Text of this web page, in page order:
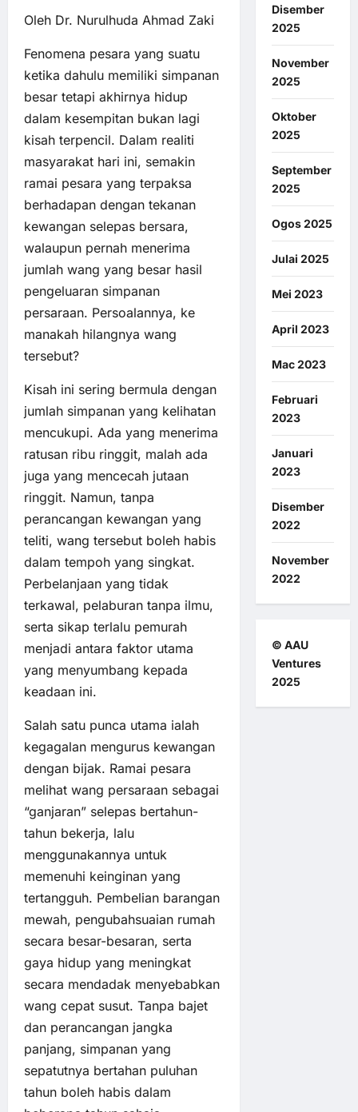
Oleh Dr. Nurulhuda Ahmad Zaki
Fenomena pesara yang suatu
ketika dahulu memiliki simpanan
besar tetapi akhirnya hidup
dalam kesempitan bukan lagi
kisah terpencil. Dalam realiti
masyarakat hari ini, semakin
ramai pesara yang terpaksa
berhadapan dengan tekanan
kewangan selepas bersara,
walaupun pernah menerima
jumlah wang yang besar hasil
pengeluaran simpanan
persaraan. Persoalannya, ke
manakah hilangnya wang
tersebut?
Kisah ini sering bermula dengan
jumlah simpanan yang kelihatan
mencukupi. Ada yang menerima
ratusan ribu ringgit, malah ada
juga yang mencecah jutaan
ringgit. Namun, tanpa
perancangan kewangan yang
teliti, wang tersebut boleh habis
dalam tempoh yang singkat.
Perbelanjaan yang tidak
terkawal, pelaburan tanpa ilmu,
serta sikap terlalu pemurah
menjadi antara faktor utama
yang menyumbang kepada
keadaan ini.
Salah satu punca utama ialah
kegagalan mengurus kewangan
dengan bijak. Ramai pesara
melihat wang persaraan sebagai
“ganjaran” selepas bertahun-
tahun bekerja, lalu
menggunakannya untuk
memenuhi keinginan yang
tertangguh. Pembelian barangan
mewah, pengubahsuaian rumah
secara besar-besaran, serta
gaya hidup yang meningkat
secara mendadak menyebabkan
wang cepat susut. Tanpa bajet
dan perancangan jangka
panjang, simpanan yang
sepatutnya bertahan puluhan
tahun boleh habis dalam
Disember
2025
November
2025
Oktober
2025
September
2025
Ogos 2025
Julai 2025
Mei 2023
April 2023
Mac 2023
Februari
2023
Januari
2023
Disember
2022
November
2022
© AAU
Ventures
2025